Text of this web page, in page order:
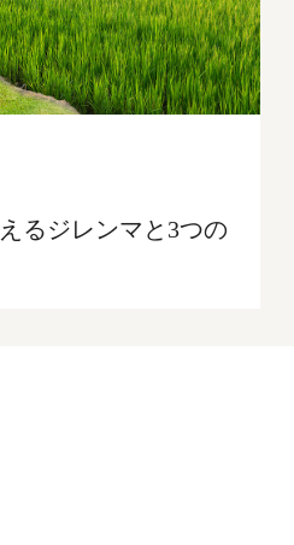
るジレンマと3つの